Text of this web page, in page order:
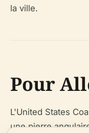
la ville.
Pour
L'United States
une pierre